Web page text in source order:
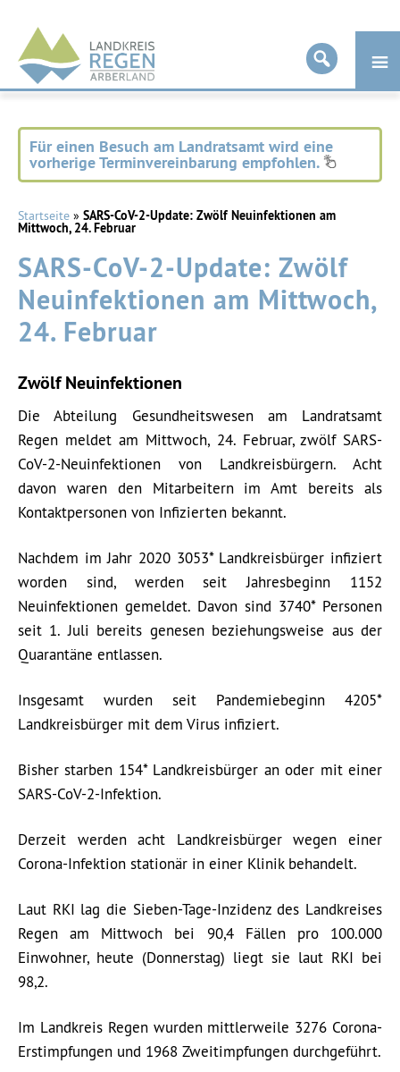
Landkreis
Regen
Für einen Besuch am Landratsamt wird eine
vorherige Terminvereinbarung empfohlen.
Startseite » SARS-CoV-2-Update: Zwölf Neuinfektionen am
Mittwoch, 24. Februar
SARS-CoV-2-Update: Zwölf
Neuinfektionen am Mittwoch,
24. Februar
Zwölf Neuinfektionen
Die Abteilung Gesundheitswesen am Landratsamt
Regen meldet am Mittwoch, 24. Februar, zwölf SARS-
CoV-2-Neuinfektionen von Landkreisbürgern. Acht
davon waren den Mitarbeitern im Amt bereits als
Kontaktpersonen von Infizierten bekannt.
Nachdem im Jahr 2020 3053* Landkreisbürger infiziert
worden sind, werden seit Jahresbeginn 1152
Neuinfektionen gemeldet. Davon sind 3740* Personen
seit 1. Juli bereits genesen beziehungsweise aus der
Quarantäne entlassen.
Insgesamt wurden seit Pandemiebeginn 4205*
Landkreisbürger mit dem Virus infiziert.
Bisher starben 154* Landkreisbürger an oder mit einer
SARS-CoV-2-Infektion.
Derzeit werden acht Landkreisbürger wegen einer
Corona-Infektion stationär in einer Klinik behandelt.
Laut RKI lag die Sieben-Tage-Inzidenz des Landkreises
Regen am Mittwoch bei 90,4 Fällen pro 100.000
Einwohner, heute (Donnerstag) liegt sie laut RKI bei
98,2.
Im Landkreis Regen wurden mittlerweile 3276 Corona-
Erstimpfungen und 1968 Zweitimpfungen durchgeführt.